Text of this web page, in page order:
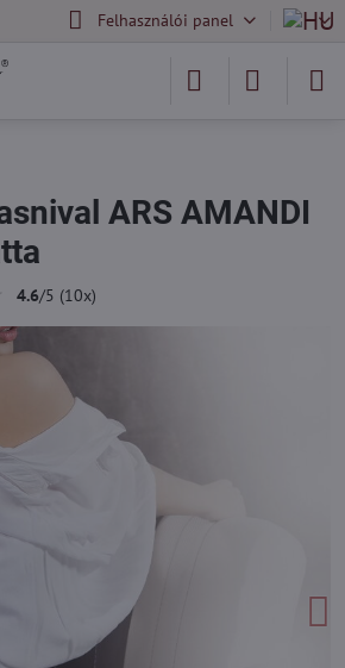
Felhasználói panel
ARS AMANDI
4.6/5 (10x)